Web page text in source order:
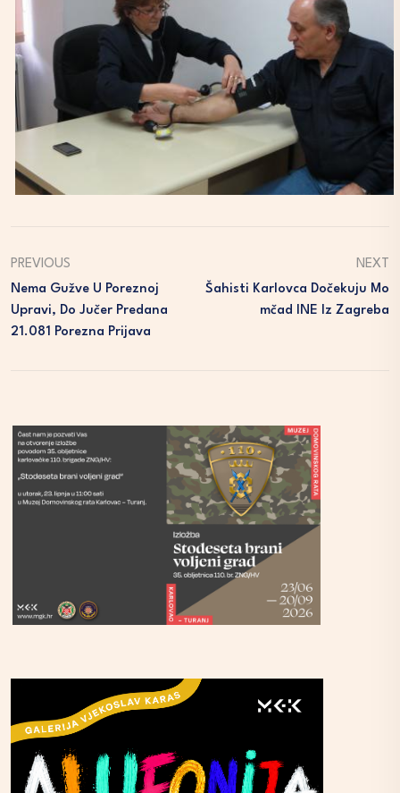
PREVIOUS
Nema Gužve U Poreznoj
Upravi, Do Jučer Predana
21.081 Porezna Prijava
NEXT
Šahisti Karlovca Dočekuju Mo
Mčad INE Iz Zagreba